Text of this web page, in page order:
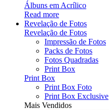
Álbuns em Acrílico
Read more
Revelação de Fotos
Revelação de Fotos
Impressão de Fotos
Packs de Fotos
Fotos Quadradas
Print Box
Print Box
Print Box Foto
Print Box Exclusive
Mais Vendidos